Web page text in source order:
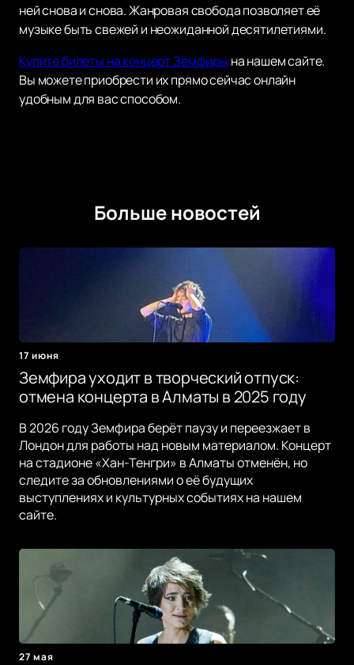
ней снова и снова. Жанровая свобода позволяет её
музыке быть свежей и неожиданной десятилетиями.
Купите билеты на концерт Земфиры на нашем сайте.
Вы можете приобрести их прямо сейчас онлайн
удобным для вас способом.
Больше новостей
17 июня
Земфира уходит в творческий отпуск:
отмена концерта в Алматы в 2025 году
В 2026 году Земфира берёт паузу и переезжает в
Лондон для работы над новым материалом. Концерт
на стадионе «Хан-Тенгри» в Алматы отменён, но
следите за обновлениями о её будущих
выступлениях и культурных событиях на нашем
сайте.
27 мая